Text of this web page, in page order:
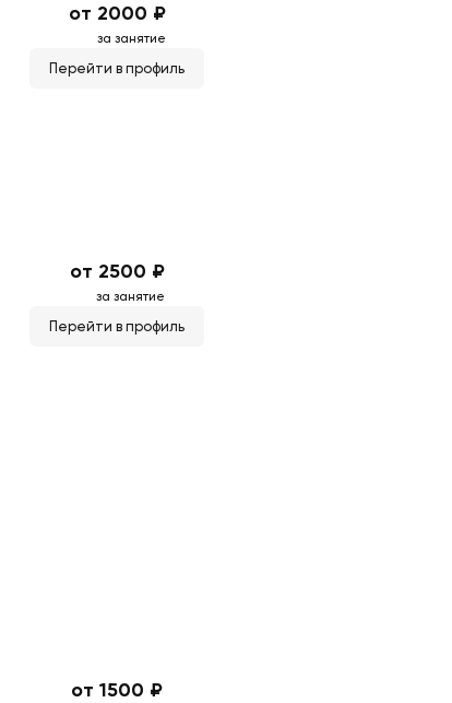
от 2000 ₽
за занятие
Перейти в профиль
от 2500 ₽
за занятие
Перейти в профиль
от 1500 ₽